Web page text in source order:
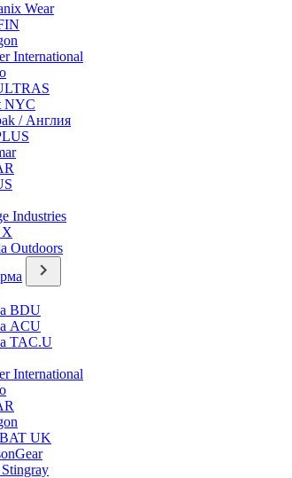
Wear
International
NYC
/ Англия
Industries
X
Outdoors
BDU
ACU
TAC.U
International
UK